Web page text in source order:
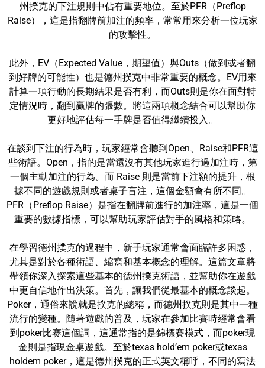
州撲克的下注規則中佔有重要地位。至於PFR（Preflop
Raise），這是指翻牌前加注的頻率，常常用來分析一位玩家
的攻擊性。
此外，EV（Expected Value，期望值）與Outs（做到或者翻
到好牌的可能性）也是德州撲克中非常重要的概念。EV用來
計算一項行動的長期結果是否有利，而Outs則是你在面對特
定情況時，翻到贏牌的張數。將這兩項概念結合可以幫助你
更好地評估每一手牌是否值得繼續投入。
在談到下注的行為時，玩家經常會聽到Open、Raise和PFR這
些術語。Open，指的是當還沒有其他玩家進行過加注時，第
一個主動加注的行為。而 Raise 則是當前下注額的提升，根
據不同的遊戲規則或者桌子盲注，這個金額會有所不同。
PFR（Preflop Raise）是指在翻牌前進行的加注率，這是一個
重要的數據指標，可以幫助玩家評估對手的風格和策略。
在學習德州撲克的過程中，新手玩家通常會面臨許多困惑，
尤其是對於各種術語、縮寫和基本概念的理解。這篇文章將
帶領你深入探索這些基本的德州撲克術語，並幫助你在遊戲
中更自信地作出決策。首先，讓我們從最基本的概念談起。
Poker，通俗來說就是撲克的總稱，而德州撲克則是其中一種
流行的變種。隨著遊戲的普及，玩家在參加比賽時經常會看
到poker比赛這個詞，這通常指的是錦標賽模式，而poker現
金則是指現金桌遊戲。至於texas hold’em poker或texas
holdem poker，這是德州撲克的正式英文稱呼，不同的寫法